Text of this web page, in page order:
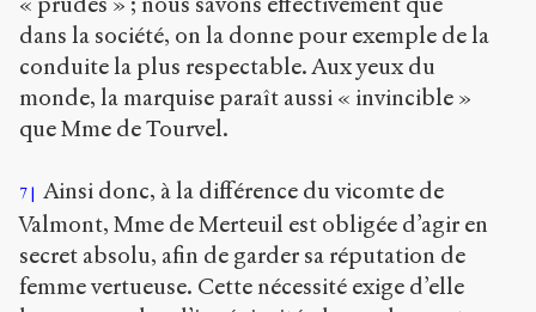
dans la société, on la donne pour exemple de la
conduite la plus respectable. Aux yeux du
monde, la marquise paraît aussi « invincible »
que Mme de Tourvel.
7
Ainsi donc, à la différence du vicomte de
Valmont, Mme de Merteuil est obligée d’agir en
secret absolu, afin de garder sa réputation de
femme vertueuse. Cette nécessité exige d’elle